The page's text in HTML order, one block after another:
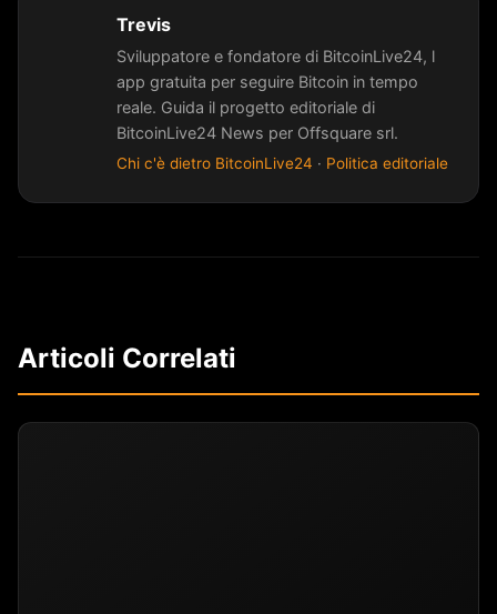
Trevis
Sviluppatore e fondatore di BitcoinLive24, l
app gratuita per seguire Bitcoin in tempo
reale. Guida il progetto editoriale di
BitcoinLive24 News per Offsquare srl.
Chi c'è dietro BitcoinLive24 · Politica editoriale
Articoli Correlati